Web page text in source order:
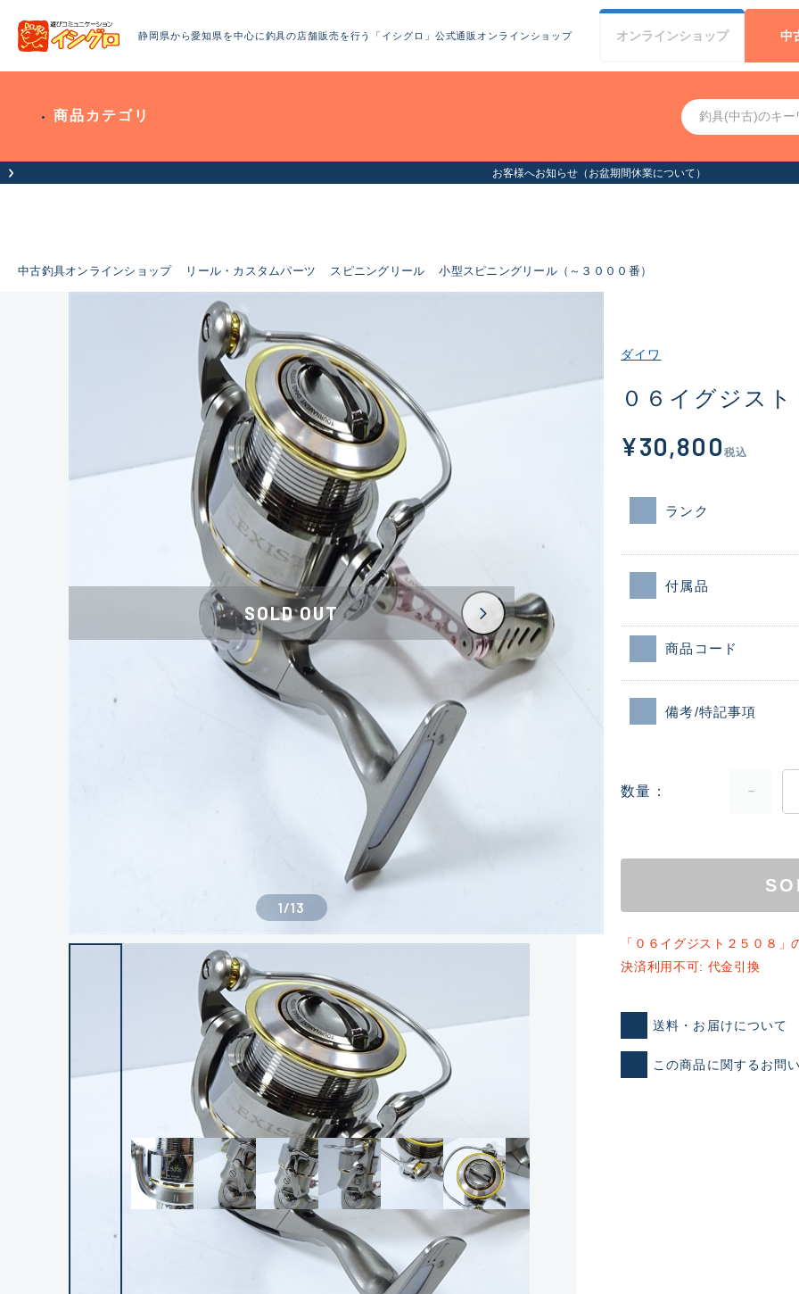
静岡県から愛知県を中心に釣具の店舗販売を行う「イシグロ」公式通販オンラインショップ オンラインショップ 中
商品カテゴリ
中古釣具オンラインショップ リール・カスタムパーツ スピニングリール 小型スピニングリール（～３０００番）
良
新古品（メーカー問屋から
SOLD OUT
1/13
ダイワ
０６イグジスト
¥30,800 税込
ランク
付属品
商品コード
備考/特記事項
数量
「０６イグジスト２５０８」
決済利用不可: 代金引換
送料・お届けについて
この商品に関するお問